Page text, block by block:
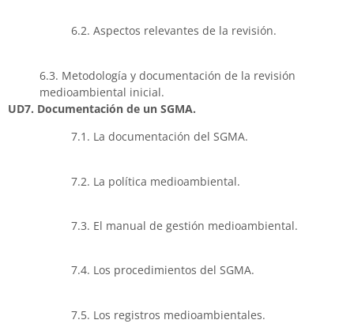
6.2. Aspectos relevantes de la revisión.
6.3. Metodología y documentación de la revisión
medioambiental inicial.
UD7. Documentación de un SGMA.
7.1. La documentación del SGMA.
7.2. La política medioambiental.
7.3. El manual de gestión medioambiental.
7.4. Los procedimientos del SGMA.
7.5. Los registros medioambientales.